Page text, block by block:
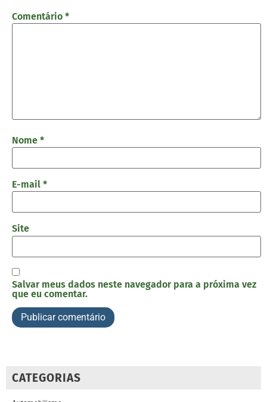
Comentário *
Nome *
E-mail *
Site
Salvar meus dados neste navegador para a próxima vez
que eu comentar.
CATEGORIAS